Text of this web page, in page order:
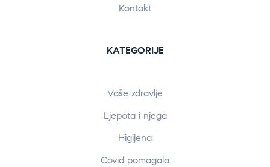
Kontakt
KATEGORIJE
Vaše zdravlje
Ljepota i njega
Higijena
Covid pomagala